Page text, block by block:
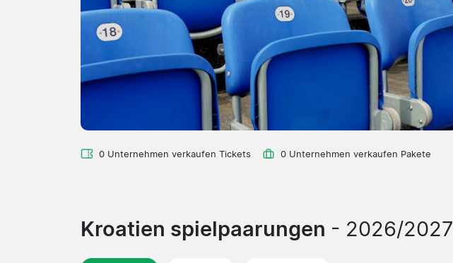
0 Unternehmen verkaufen Tickets 0 Unternehmen verkaufen Pakete
Kroatien spielpaarungen - 2026/2027